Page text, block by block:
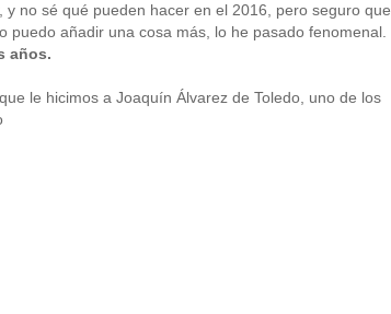
no sé qué pueden hacer en el 2016, pero seguro que
puedo añadir una cosa más, lo he pasado fenomenal.
años.
le hicimos a Joaquín Álvarez de Toledo, uno de los